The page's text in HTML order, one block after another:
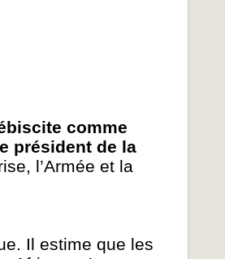
comme
président de la
l’Armée et la
Il estime que les